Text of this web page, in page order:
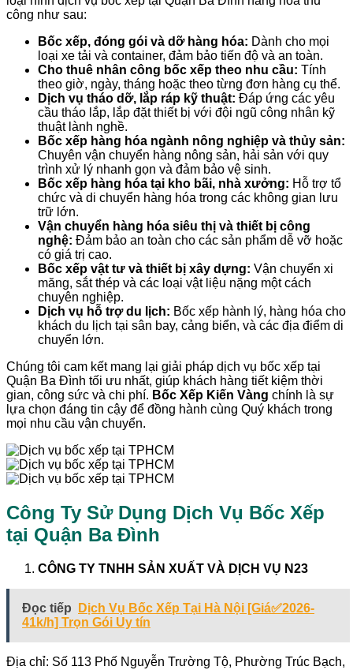
công như sau:
Bốc xếp, đóng gói và dỡ hàng hóa: Dành cho mọi
loại xe tải và container, đảm bảo tiến độ và an toàn.
Cho thuê nhân công bốc xếp theo nhu cầu: Tính
theo giờ, ngày, tháng hoặc theo từng đơn hàng cụ thể.
Dịch vụ tháo dỡ, lắp ráp kỹ thuật: Đáp ứng các yêu
cầu tháo lắp, lắp đặt thiết bị với đội ngũ công nhân kỹ
thuật lành nghề.
Bốc xếp hàng hóa ngành nông nghiệp và thủy sản:
Chuyên vận chuyển hàng nông sản, hải sản với quy
trình xử lý nhanh gọn và đảm bảo vệ sinh.
Bốc xếp hàng hóa tại kho bãi, nhà xưởng: Hỗ trợ tổ
chức và di chuyển hàng hóa trong các không gian lưu
trữ lớn.
Vận chuyển hàng hóa siêu thị và thiết bị công
nghệ: Đảm bảo an toàn cho các sản phẩm dễ vỡ hoặc
có giá trị cao.
Bốc xếp vật tư và thiết bị xây dựng: Vận chuyển xi
măng, sắt thép và các loại vật liệu nặng một cách
chuyên nghiệp.
Dịch vụ hỗ trợ du lịch: Bốc xếp hành lý, hàng hóa cho
khách du lịch tại sân bay, cảng biển, và các địa điểm di
chuyển lớn.
Chúng tôi cam kết mang lại giải pháp dịch vụ bốc xếp tại
Quận Ba Đình tối ưu nhất, giúp khách hàng tiết kiệm thời
gian, công sức và chi phí. Bốc Xếp Kiến Vàng chính là sự
lựa chọn đáng tin cậy để đồng hành cùng Quý khách trong
mọi nhu cầu vận chuyển.
Công Ty Sử Dụng Dịch Vụ Bốc Xếp
tại Quận Ba Đình
CÔNG TY TNHH SẢN XUẤT VÀ DỊCH VỤ N23
Đọc tiếp
Dịch Vụ Bốc Xếp Tại Hà Nội [Giá✅2026-
41k/h] Trọn Gói Uy tín
Địa chỉ: Số 113 Phố Nguyễn Trường Tộ, Phường Trúc Bạch,